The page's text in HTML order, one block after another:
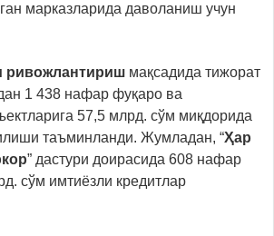
марказларида даволаниш учун
ривожлантириш мақсадида тижорат
1 438 нафар фуқаро ва
57,5 млрд. сўм миқдорида
таъминланди. Жумладан, “Ҳар
” дастури доирасида 608 нафар
сўм имтиёзли кредитлар